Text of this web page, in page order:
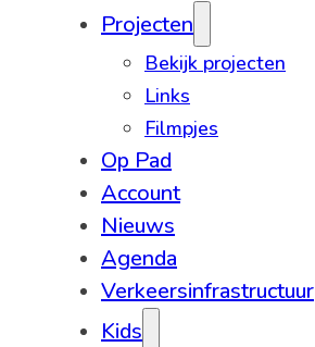
Projecten
Bekijk projecten
Links
Filmpjes
Op Pad
Account
Nieuws
Agenda
Verkeersinfrastructuur
Kids